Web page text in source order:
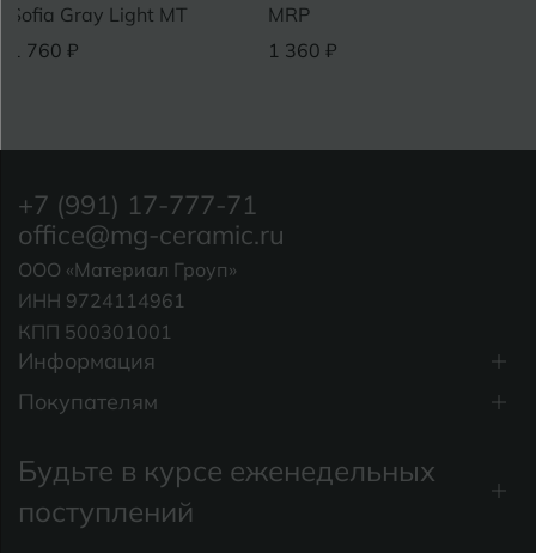
Sofia Gray Light MT
1 760 ₽
MRP
1 360 ₽
Информация
Покупателям
+7 (991) 17-777-71
office@mg-ceramic.ru
ООО «Материал Гроуп»
ИНН 9724114961
КПП 500301001
Будьте в курсе еженедельных
поступлений